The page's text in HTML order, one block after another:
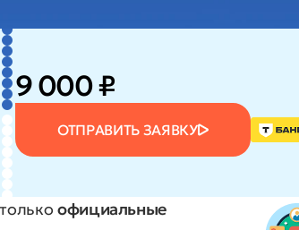
9 000 ₽
ОТПРАВИТЬ ЗАЯВКУ
официальные